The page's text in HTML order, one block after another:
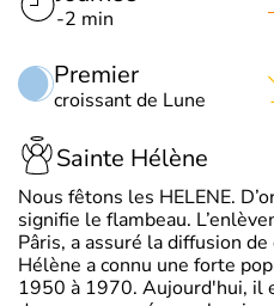
-2 min
Premier
croissant de Lune
Sainte Hélène
Nous fêtons les HELENE.
signifie le flambeau.
Pâris, a assuré la diffusion de
Hélène a connu une forte
1950 à 1970. Aujourd'hui, il